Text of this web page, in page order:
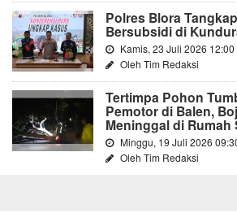
Polres Blora
Bersubsidi di
Kamis, 23 Juli 2026 12:00
Oleh Tim Redaksi
Tertimpa Pohon
Pemotor di Balen,
Meninggal di Rumah
Minggu, 19 Juli 2026
Oleh Tim Redaksi